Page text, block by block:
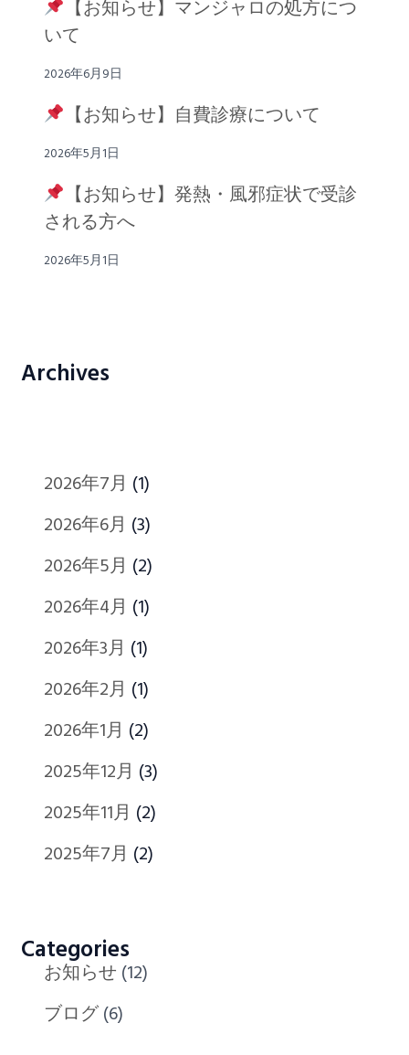
【お知らせ】マンジャロの処方につ
いて
2026年6月9日
【お知らせ】自費診療について
2026年5月1日
【お知らせ】発熱・風邪症状で受診
される方へ
2026年5月1日
Archives
2026年7月 (1)
2026年6月 (3)
2026年5月 (2)
2026年4月 (1)
2026年3月 (1)
2026年2月 (1)
2026年1月 (2)
2025年12月 (3)
2025年11月 (2)
2025年7月 (2)
Categories
お知らせ (12)
ブログ(6)